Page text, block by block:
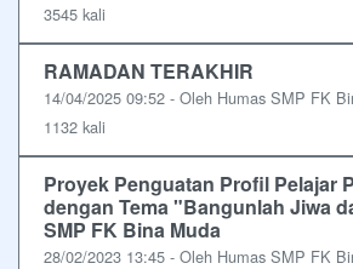
3545 kali
RAMADAN TERAKHIR
14/04/2025 09:52 - Oleh Humas SMP FK
1132 kali
Proyek Penguatan Profil Pelajar
dengan Tema "Bangunlah Jiwa
SMP FK Bina Muda
28/02/2023 13:45 - Oleh Humas SMP FK